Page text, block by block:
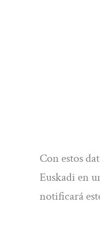
Con estos
Euskadi en
notificará